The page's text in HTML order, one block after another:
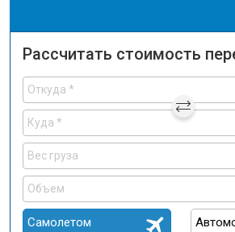
Рассчитать стоимость
Самолетом